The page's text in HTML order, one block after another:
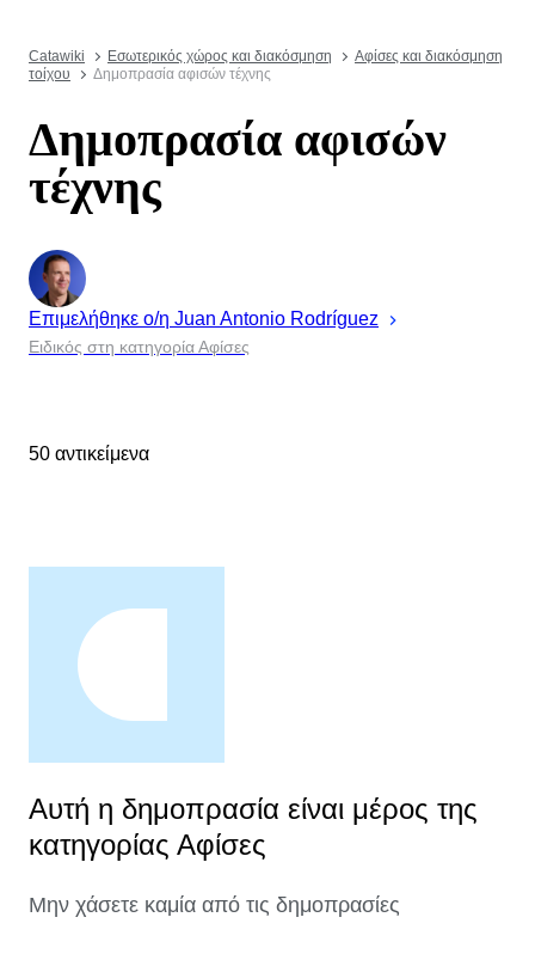
Catawiki Εσωτερικός χώρος και διακόσμηση
Αφίσες και διακόσμηση
τοίχου
Δημοπρασία αφισών τέχνης
Δημοπρασία αφισών
τέχνης
Επιμελήθηκε ο/η Juan Antonio Rodríguez
Ειδικός στη κατηγορία Αφίσες
50 αντικείμενα
Αυτή η δημοπρασία είναι μέρος της
κατηγορίας Αφίσες
Μην χάσετε καμία από τις δημοπρασίες